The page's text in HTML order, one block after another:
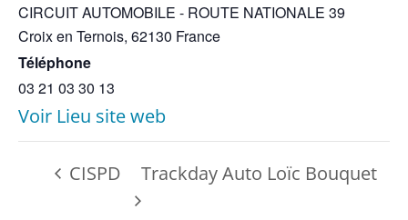
CIRCUIT AUTOMOBILE - ROUTE NATIONALE 39
Croix en Ternois, 62130 France
Téléphone
03 21 03 30 13
Voir Lieu site web
CISPD Trackday Auto Loïc Bouquet